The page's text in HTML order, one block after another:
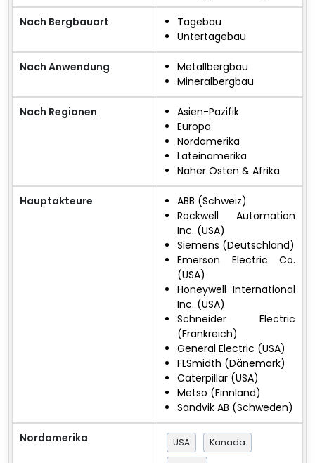
Nach Bergbauart
Tagebau
Untertagebau
Nach Anwendung
Metallbergbau
Mineralbergbau
Nach Regionen
Asien-Pazifik
Europa
Nordamerika
Lateinamerika
Naher Osten & Afrika
Hauptakteure
ABB (Schweiz)
Rockwell Automation
Inc. (USA)
Siemens (Deutschland)
Emerson Electric Co.
(USA)
Honeywell International
Inc. (USA)
Schneider Electric
(Frankreich)
General Electric (USA)
FLSmidth (Dänemark)
Caterpillar (USA)
Metso (Finnland)
Sandvik AB (Schweden)
Nordamerika USA
Kanada